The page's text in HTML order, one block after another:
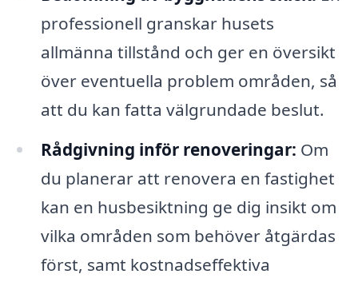
professionell granskar husets
allmänna tillstånd och ger en översikt
över eventuella problem områden, så
att du kan fatta välgrundade beslut.
Rådgivning inför renoveringar: Om
du planerar att renovera en fastighet
kan en husbesiktning ge dig insikt om
vilka områden som behöver åtgärdas
först, samt kostnadseffektiva